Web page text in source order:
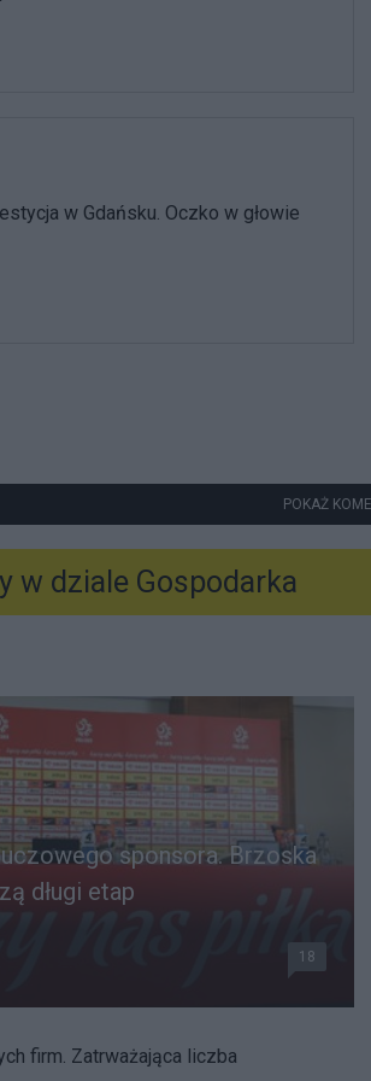
w Gdańsku. Oczko w głowie
POKAŻ
w dziale Gospodarka
sponsora. Brzoska
długi etap
18
firm. Zatrważająca liczba